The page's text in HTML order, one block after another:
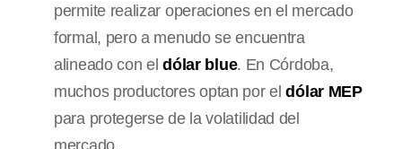
permite realizar operaciones en el mercado
formal, pero a menudo se encuentra
alineado con eldólar blue. En Córdoba,
muchos productores optan por eldólar MEP
para protegerse de la volatilidad del
mercado.